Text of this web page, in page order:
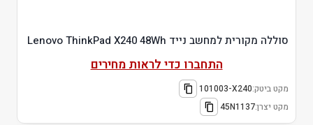
סוללה מקורית למחשב נייד Lenovo ThinkPad X240 48Wh
התחברו כדי לראות מחירים
מקט ביטק:101003-X240
מקט יצרן:45N1137